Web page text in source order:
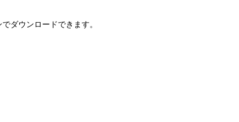
ダウンロードできます。